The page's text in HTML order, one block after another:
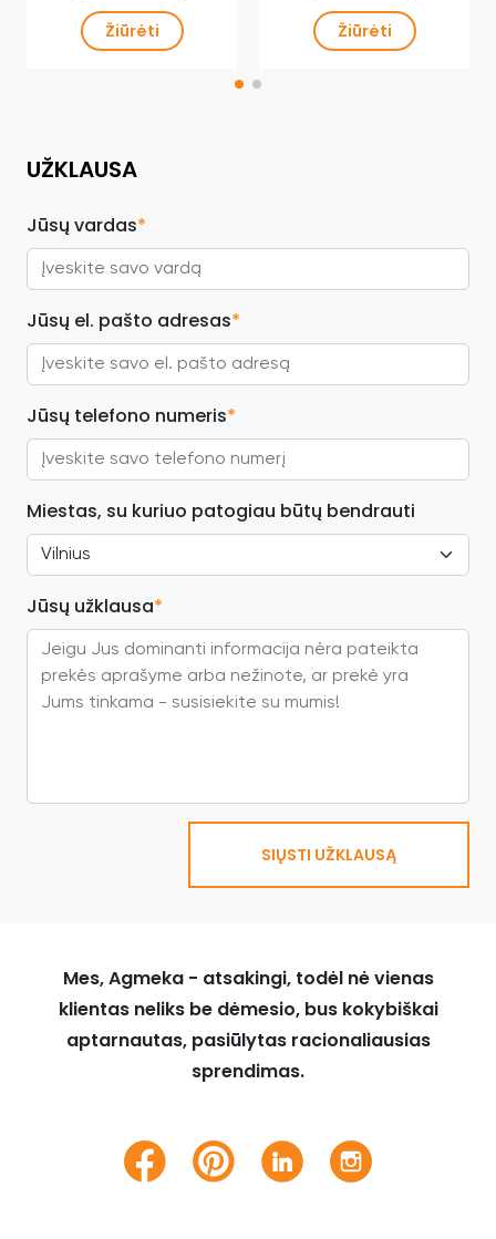
Žiūrėti Žiūrėti
UŽKLAUSA
Jūsų vardas*
Jūsų el. pašto adresas*
Jūsų telefono numeris*
Miestas, su kuriuo patogiau būtų bendrauti
Jūsų užklausa*
SIŲSTI UŽKLAUSĄ
Mes, Agmeka - atsakingi, todėl nė vienas
klientas neliks be dėmesio, bus kokybiškai
aptarnautas, pasiūlytas racionaliausias
sprendimas.